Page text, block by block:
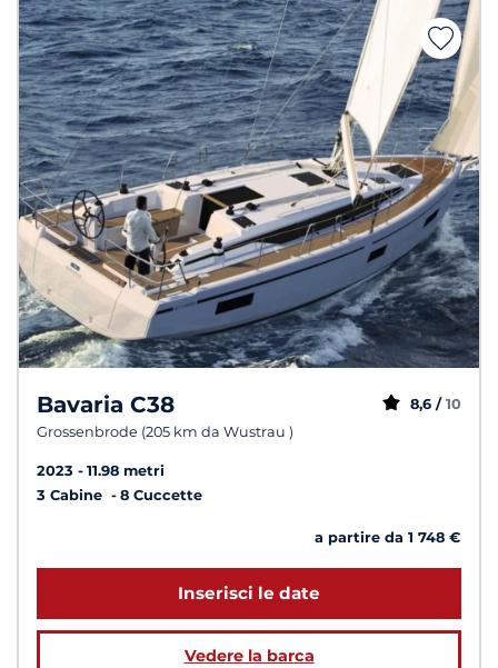
Bavaria C38
Grossenbrode (205 km da Wustrau )
8,6 / 10
2023
11.98 metri
3 Cabine
8 Cuccette
a partire da 1 748 €
Inserisci le date
Vedere la barca